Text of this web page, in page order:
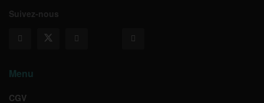
Suivez-nous
Menu
CGV